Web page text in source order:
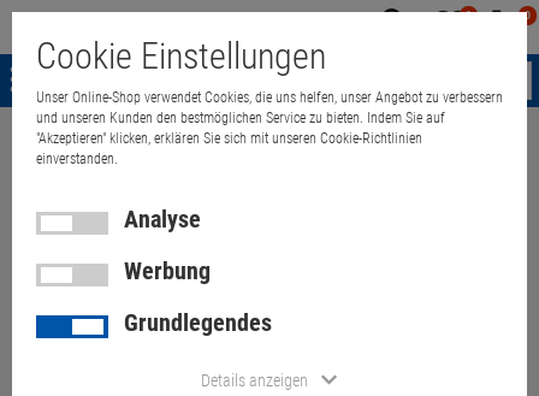
0 0
Menü
Weiter einkaufen
Lenovo Thinkcentre M715q
AMD Ryzen 5 Pro 2400GE 8GB
256GB NVME (Lüfter defekt)
Cookie Einstellungen
Unser Online-Shop verwendet Cookies, die uns helfen, unser Angebot zu verbessern
und unseren Kunden den bestmöglichen Service zu bieten. Indem Sie auf
"Akzeptieren" klicken, erklären Sie sich mit unseren Cookie-Richtlinien
einverstanden.
Analyse
Werbung
Grundlegendes
Details anzeigen